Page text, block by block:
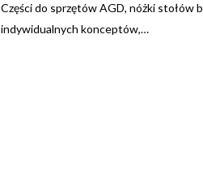
Części do sprzętów AGD, nóżki
indywidualnych konceptów,…